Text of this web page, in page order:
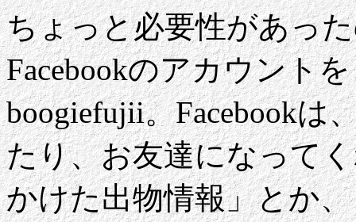
ちょっと必要性があっ
Facebookのアカウント
boogiefujii。Facebookは
たり、お友達になって
かけた出物情報」とか